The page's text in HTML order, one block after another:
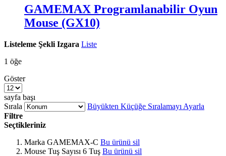
GAMEMAX Programlanabilir Oyun
Mouse (GX10)
Listeleme Şekli Izgara Liste
1 öğe
Göster
sayfa başı
Sırala
Büyükten Küçüğe Sıralamayı Ayarla
Filtre
Seçtikleriniz
Marka GAMEMAX-C Bu ürünü sil
Mouse Tuş Sayısı 6 Tuş Bu ürünü sil